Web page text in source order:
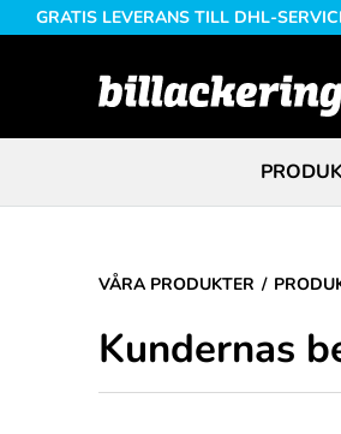
GRATIS LEVERANS TILL DHL-
VÅRA PRODUKTER
Kundernas